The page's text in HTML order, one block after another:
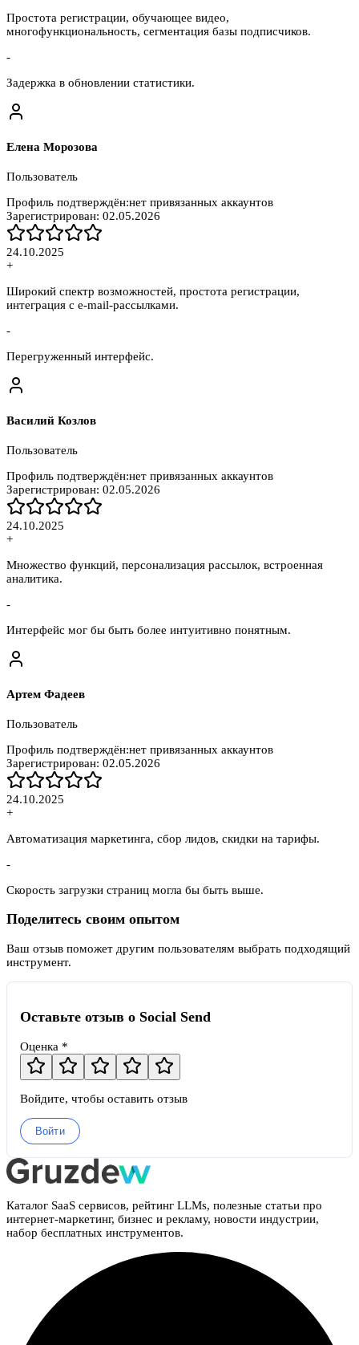
Простота регистрации, обучающее видео,
многофункциональность, сегментация базы подписчиков.
-
Задержка в обновлении статистики.
Елена Морозова
Пользователь
Профиль подтверждён:нет привязанных аккаунтов
Зарегистрирован: 02.05.2026
24.10.2025
+
Широкий спектр возможностей, простота регистрации,
интеграция с e-mail-рассылками.
-
Перегруженный интерфейс.
Василий Козлов
Пользователь
Профиль подтверждён:нет привязанных аккаунтов
Зарегистрирован: 02.05.2026
24.10.2025
+
Множество функций, персонализация рассылок, встроенная
аналитика.
-
Интерфейс мог бы быть более интуитивно понятным.
Артем Фадеев
Пользователь
Профиль подтверждён:нет привязанных аккаунтов
Зарегистрирован: 02.05.2026
24.10.2025
+
Автоматизация маркетинга, сбор лидов, скидки на тарифы.
-
Скорость загрузки страниц могла бы быть выше.
Поделитесь своим опытом
Ваш отзыв поможет другим пользователям выбрать подходящий
инструмент.
Оставьте отзыв о Social Send
Оценка *
Войдите, чтобы оставить отзыв
Войти
Каталог SaaS сервисов, рейтинг LLMs, полезные статьи про
интернет-маркетинг, бизнес и рекламу, новости индустрии,
набор бесплатных инструментов.